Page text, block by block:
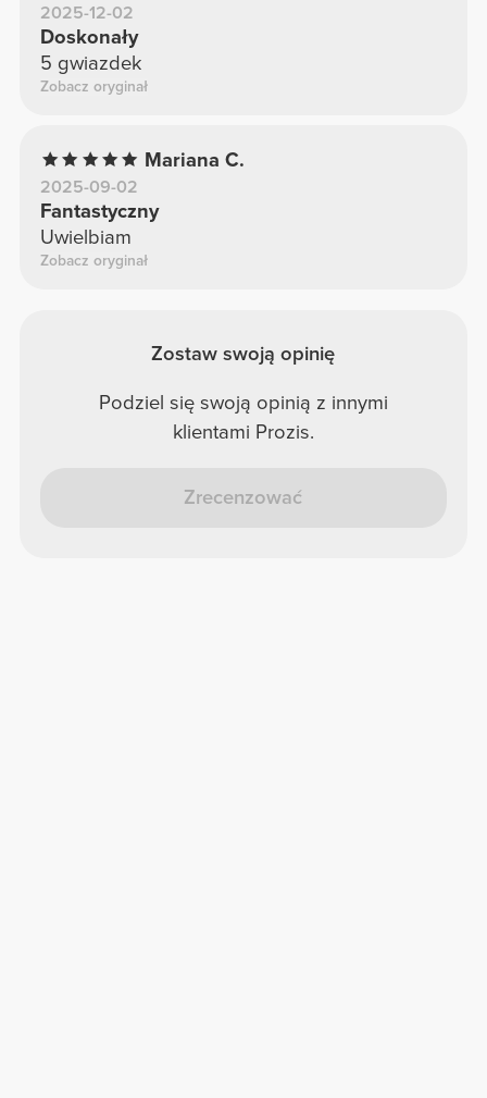
2025-12-02
Doskonały
5 gwiazdek
Zobacz oryginał
Mariana C.
2025-09-02
Fantastyczny
Uwielbiam
Zobacz oryginał
Zostaw swoją opinię
Podziel się swoją opinią z innymi
klientami Prozis.
Zrecenzować